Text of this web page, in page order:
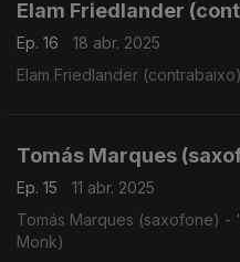
Elam Friedlander
Ep. 16
18 abr. 2025
Elam Friedlander
Tomás Marques
Ep. 15
11 abr. 2025
Tomás Marques (saxofone) -
Monk)